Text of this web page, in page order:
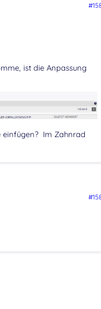
ist die Anpassung
einfügen? Im Zahnrad